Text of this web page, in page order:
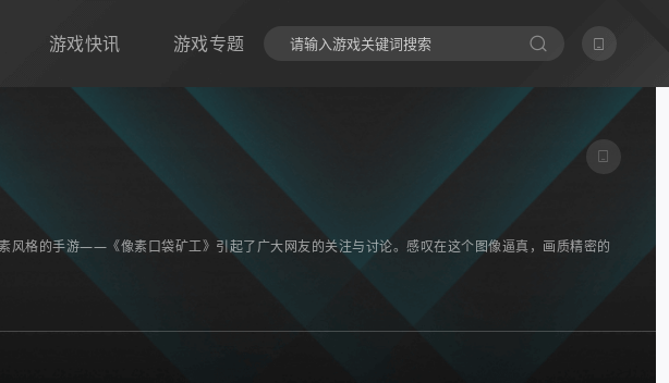
游戏快讯 游戏专题
格的手游——《像素口袋矿工》引起了广大网友的关注与讨论。感叹在这个图像逼真，画质精密的